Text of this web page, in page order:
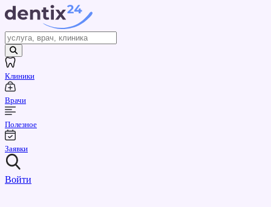
Клиники
Врачи
Полезное
Заявки
Войти